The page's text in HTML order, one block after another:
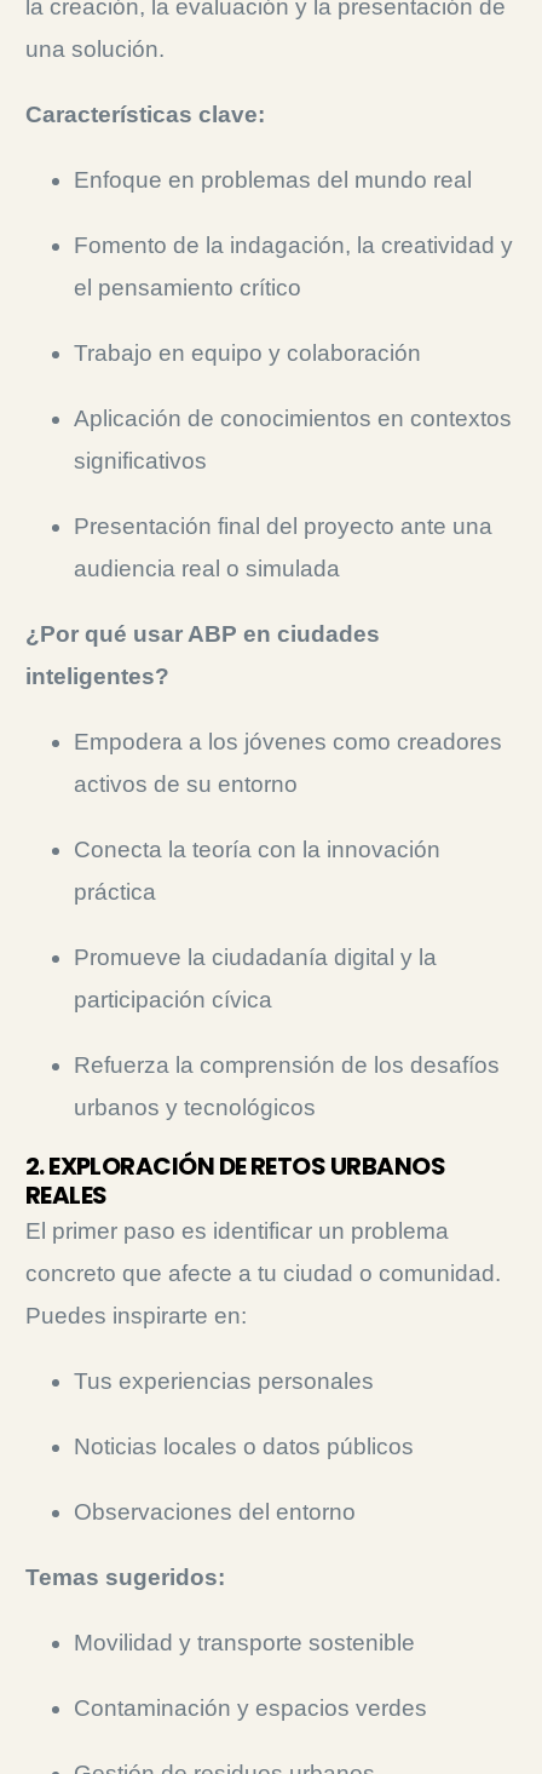
la creación, la evaluación y la presentación de
una solución.
Características clave:
Enfoque en problemas del mundo real
Fomento de la indagación, la creatividad y
el pensamiento crítico
Trabajo en equipo y colaboración
Aplicación de conocimientos en contextos
significativos
Presentación final del proyecto ante una
audiencia real o simulada
¿Por qué usar ABP en ciudades
inteligentes?
Empodera a los jóvenes como creadores
activos de su entorno
Conecta la teoría con la innovación
práctica
Promueve la ciudadanía digital y la
participación cívica
Refuerza la comprensión de los desafíos
urbanos y tecnológicos
2. EXPLORACIÓN DE RETOS URBANOS
REALES
El primer paso es identificar un problema
concreto que afecte a tu ciudad o comunidad.
Puedes inspirarte en:
Tus experiencias personales
Noticias locales o datos públicos
Observaciones del entorno
Temas sugeridos:
Movilidad y transporte sostenible
Contaminación y espacios verdes